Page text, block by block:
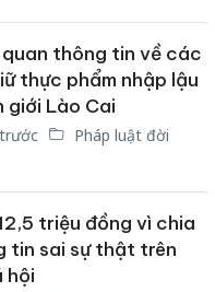
quan thông tin về các
thực phẩm nhập lậu
giới Lào Cai
Pháp luật đời
triệu đồng vì chia
tin sai sự thật trên
hội